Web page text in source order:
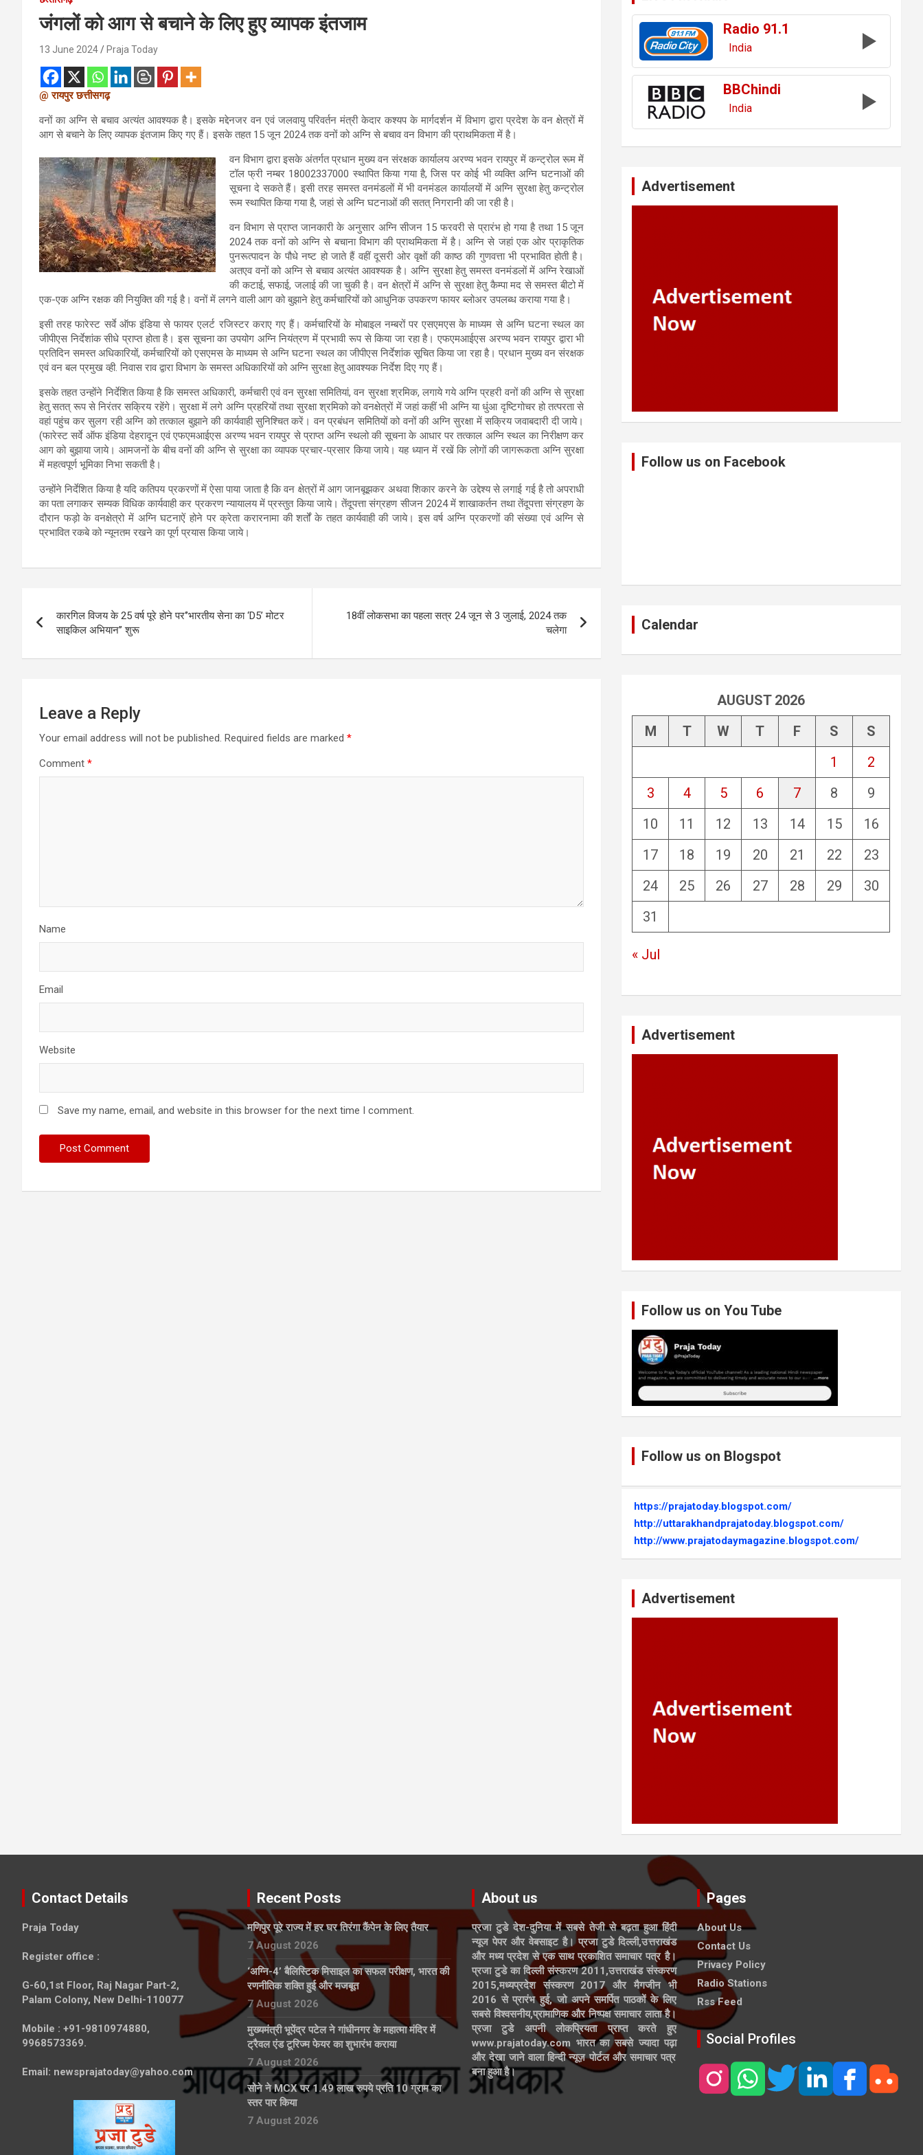
जंगलों को आग से बचाने के लिए हुए व्यापक इंतजाम
13 June 2024 Praja Today
@ रायपुर छत्तीसगढ़
वनों का अग्नि से बचाव अत्यंत आवश्यक है। इसके मद्देनजर वन एवं जलवायु परिवर्तन मंत्री केदार कश्यप के मार्गदर्शन में विभाग द्वारा प्रदेश के वन क्षेत्रों में
आग से बचाने के लिए व्यापक इंतजाम किए गए हैं। इसके तहत 15 जून 2024 तक वनों को अग्नि से बचाव वन विभाग की प्राथमिकता में है।
वन विभाग द्वारा इसके अंतर्गत प्रधान मुख्य वन संरक्षक कार्यालय अरण्य भवन रायपुर में कन्ट्रोल रूम में
टॉल फ्री नम्बर 18002337000 स्थापित किया गया है, जिस पर कोई भी व्यक्ति अग्नि घटनाओं की
सूचना दे सकते हैं। इसी तरह समस्त वनमंडलों में भी वनमंडल कार्यालयों में अग्नि सुरक्षा हेतु कन्ट्रोल
रूम स्थापित किया गया है, जहां से अग्नि घटनाओं की सतत् निगरानी की जा रही है।
वन विभाग से प्राप्त जानकारी के अनुसार अग्नि सीजन 15 फरवरी से प्रारंभ हो गया है तथा 15 जून
2024 तक वनों को अग्नि से बचाना विभाग की प्राथमिकता में है। अग्नि से जहां एक ओर प्राकृतिक
पुनरूत्पादन के पौधे नष्ट हो जाते हैं वहीं दूसरी ओर वृक्षों की काष्ठ की गुणवत्ता भी प्रभावित होती है।
अतएव वनों को अग्नि से बचाव अत्यंत आवश्यक है। अग्नि सुरक्षा हेतु समस्त वनमंडलों में अग्नि रेखाओं
की कटाई, सफाई, जलाई की जा चुकी है। वन क्षेत्रों में अग्नि से सुरक्षा हेतु कैम्पा मद से समस्त बीटो में
एक-एक अग्नि रक्षक की नियुक्ति की गई है। वनों में लगने वाली आग को बुझाने हेतु कर्मचारियों को आधुनिक उपकरण फायर ब्लोअर उपलब्ध कराया गया है।
इसी तरह फारेस्ट सर्वे ऑफ इंडिया से फायर एलर्ट रजिस्टर कराए गए हैं। कर्मचारियों के मोबाइल नम्बरों पर एसएमएस के माध्यम से अग्नि घटना स्थल का
जीपीएस निर्देशांक सीधे प्राप्त होता है। इस सूचना का उपयोग अग्नि नियंत्रण में प्रभावी रूप से किया जा रहा है। एफएमआईएस अरण्य भवन रायपुर द्वारा भी
प्रतिदिन समस्त अधिकारियों, कर्मचारियों को एसएमस के माध्यम से अग्नि घटना स्थल का जीपीएस निर्देशांक सूचित किया जा रहा है। प्रधान मुख्य वन संरक्षक
एवं वन बल प्रमुख व्ही. निवास राव द्वारा विभाग के समस्त अधिकारियों को अग्नि सुरक्षा हेतु आवश्यक निर्देश दिए गए हैं।
इसके तहत उन्होंने निर्देशित किया है कि समस्त अधिकारी, कर्मचारी एवं वन सुरक्षा समितियां, वन सुरक्षा श्रमिक, लगाये गये अग्नि प्रहरी वनों की अग्नि से सुरक्षा
हेतु सतत् रूप से निरंतर सक्रिय रहेंगे। सुरक्षा में लगे अग्नि प्रहरियों तथा सुरक्षा श्रमिको को वनक्षेत्रों में जहां कहीं भी अग्नि या धुंआ दृष्टिगोचर हो तत्परता से
वहां पहुंच कर सुलग रही अग्नि को तत्काल बुझाने की कार्यवाही सुनिश्चित करें। वन प्रबंधन समितियों को वनों की अग्नि सुरक्षा में सक्रिय जवाबदारी दी जाये।
(फारेस्ट सर्वे ऑफ इंडिया देहरादून एवं एफएमआईएस अरण्य भवन रायपुर से प्राप्त अग्नि स्थलो की सूचना के आधार पर तत्काल अग्नि स्थल का निरीक्षण कर
आग को बुझाया जाये। आमजनों के बीच वनों की अग्नि से सुरक्षा का व्यापक प्रचार-प्रसार किया जाये। यह ध्यान में रखें कि लोगों की जागरूकता अग्नि सुरक्षा
में महत्वपूर्ण भूमिका निभा सकती है।
उन्होंने निर्देशित किया है यदि कतिपय प्रकरणों में ऐसा पाया जाता है कि वन क्षेत्रों में आग जानबूझकर अथवा शिकार करने के उद्देश्य से लगाई गई है तो अपराधी
का पता लगाकर सम्यक विधिक कार्यवाही कर प्रकरण न्यायालय में प्रस्तुत किया जाये। तेंदूपत्ता संग्रहण सीजन 2024 में शाखाकर्तन तथा तेंदूपत्ता संग्रहण के
दौरान फड़ो के वनक्षेत्रो में अग्नि घटनाऐं होने पर क्रेता करारनामा की शर्तों के तहत कार्यवाही की जाये। इस वर्ष अग्नि प्रकरणों की संख्या एवं अग्नि से
प्रभावित रकबे को न्यूनतम रखने का पूर्ण प्रयास किया जाये।
navigation
कारगिल विजय के 25 वर्ष पूरे होने पर‘’भारतीय सेना का ‘D5’ मोटर
साइकिल अभियान’’ शुरू
18वीं लोकसभा का पहला सत्र 24 जून से 3 जुलाई, 2024 तक
चलेगा
Leave a Reply
Your email address will not be published. Required fields are marked *
Comment *
Name
Email
Website
Save my name, email, and website in this browser for the next time I comment.
Radio 91.1
India
BBChindi
India
Advertisement
Follow us on Facebook
Calendar
AUGUST 2026
M
T W T F S
S
1
2
3
4 5 6 7 8
9
10
11 12 13 14 15
16
17
18 19 20 21 22
23
24
25 26 27 28 29
30
31
« Jul
Advertisement
Follow us on You Tube
Follow us on Blogspot
https://prajatoday.blogspot.com/
http://uttarakhandprajatoday.blogspot.com/
http://www.prajatodaymagazine.blogspot.com/
Advertisement
Contact Details
Praja Today
Register office :
G-60,1st Floor, Raj Nagar Part-2,
Palam Colony, New Delhi-110077
Mobile : +91-9810974880,
9968573369.
Email: newsprajatoday@yahoo.com
Recent Posts
मणिपुर पूरे राज्य में हर घर तिरंगा कैंपेन के लिए तैयार
7 August 2026
‘अग्नि-4’ बैलिस्टिक मिसाइल का सफल परीक्षण, भारत की
रणनीतिक शक्ति हुई और मजबूत
7 August 2026
मुख्यमंत्री भूपेंद्र पटेल ने गांधीनगर के महात्मा मंदिर में
ट्रैवल एंड टूरिज्म फेयर का शुभारंभ कराया
7 August 2026
सोने ने MCX पर 1.49 लाख रुपये प्रति 10 ग्राम का
स्तर पार किया
7 August 2026
About us
प्रजा टुडे देश-दुनिया में सबसे तेजी से बढ़ता हुआ हिंदी
न्यूज पेपर और वेबसाइट है। प्रजा टुडे दिल्ली,उत्तराखंड
और मध्य प्रदेश से एक साथ प्रकाशित समाचार पत्र है।
प्रजा टुडे का दिल्ली संस्करण 2011,उत्तराखंड संस्करण
2015,मध्यप्रदेश संस्करण 2017 और मैगजीन भी
2016 से प्रारंभ हुई, जो अपने समर्पित पाठकों के लिए
सबसे विश्वसनीय,प्रामाणिक और निष्पक्ष समाचार लाता है।
प्रजा टुडे अपनी लोकप्रियता प्राप्त करते हुए
www.prajatoday.com भारत का सबसे ज्यादा पढ़ा
और देखा जाने वाला हिन्दी न्यूज़ पोर्टल और समाचार पत्र
बना हुआ है।
Pages
About Us
Contact Us
Privacy Policy
Radio Stations
Rss Feed
Social Profiles